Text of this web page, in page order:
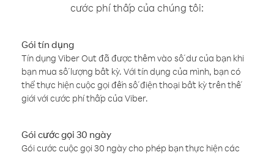
cước phí thấp của chúng tôi:
Gói tín dụng
Tín dụng Viber Out đã được thêm vào số dư của bạn khi
bạn mua số lượng bất kỳ. Với tín dụng của mình, bạn có
thể thực hiện cuộc gọi đến số điện thoại bất kỳ trên thế
giới với cước phí thấp của Viber.
Gói cước gọi 30 ngày
Gói cước cuộc gọi 30 ngày cho phép bạn thực hiện các